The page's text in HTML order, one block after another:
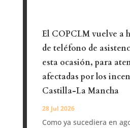
El COPCLM vuelve a
de teléfono de
esta ocasión, para
afectadas por los
Castilla-La Mancha
28 Jul 2026
Como ya sucediera en